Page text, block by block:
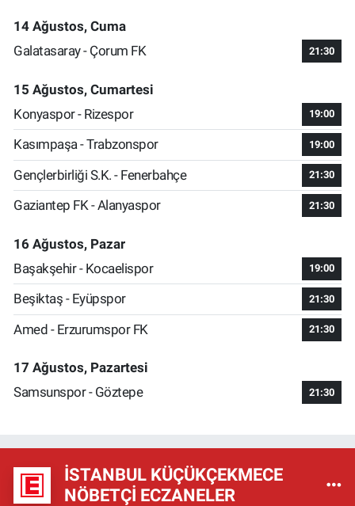
14 Ağustos, Cuma
Galatasaray - Çorum FK
21:30
15 Ağustos, Cumartesi
Konyaspor - Rizespor
19:00
Kasımpaşa - Trabzonspor 19:00
Gençlerbirliği S.K. - Fenerbahçe 21:30
Gaziantep FK - Alanyaspor 21:30
16 Ağustos, Pazar
Başakşehir - Kocaelispor
19:00
Beşiktaş - Eyüpspor 21:30
Amed - Erzurumspor FK 21:30
17 Ağustos, Pazartesi
Samsunspor - Göztepe
21:30
İSTANBUL KÜÇÜKÇEKMECE
NÖBETÇI ECZANELER